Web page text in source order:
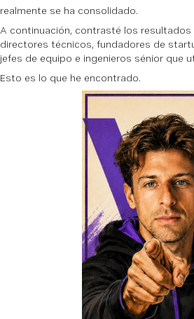
realmente se ha consolidado.
A continuación, contrasté los
directores técnicos, fundadores de
jefes de equipo e ingenieros sénior que
Esto es lo que he encontrado.